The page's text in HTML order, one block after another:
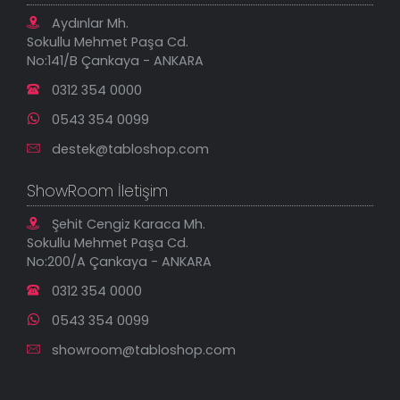
Gizlilik Güvenlik Politikası
Tablo Saatler
Yeni Eklenenler
En Çok Satılanlar
İndirimli Tablolar
Aydınlar Mh.
Sokullu Mehmet Paşa Cd.
No:141/B Çankaya - ANKARA
0312 354 0000
0543 354 0099
destek@tabloshop.com
ShowRoom İletişim
Şehit Cengiz Karaca Mh.
Sokullu Mehmet Paşa Cd.
No:200/A Çankaya - ANKARA
0312 354 0000
0543 354 0099
showroom@tabloshop.com